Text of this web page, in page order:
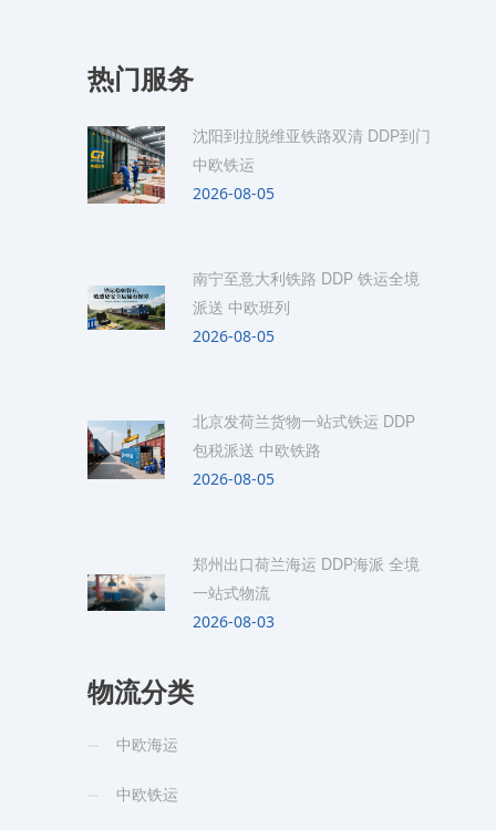
热门服务
沈阳到拉脱维亚铁路双清 DDP到门
中欧铁运
2026-08-05
南宁至意大利铁路 DDP 铁运全境
派送 中欧班列
2026-08-05
北京发荷兰货物一站式铁运 DDP
包税派送 中欧铁路
2026-08-05
郑州出口荷兰海运 DDP海派 全境
一站式物流
2026-08-03
物流分类
中欧海运
中欧铁运